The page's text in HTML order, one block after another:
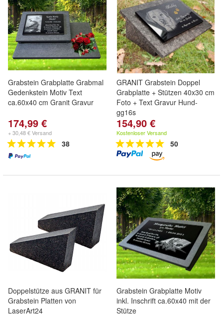
Grabstein Grabplatte Grabmal
Gedenkstein Motiv Text
ca.60x40 cm Granit Gravur
174,99 €
+ 30,48 € Versand
38
GRANIT Grabstein Doppel
Grabplatte + Stützen 40x30 cm
Foto + Text Gravur Hund-
gg16s
154,90 €
Kostenloser Versand
50
Doppelstütze aus GRANIT für
Grabstein Platten von
LaserArt24
Grabstein Grabplatte Motiv
inkl. Inschrift ca.60x40 mit der
Stütze